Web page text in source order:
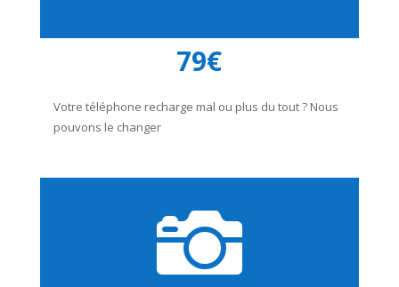
79€
Votre téléphone recharge mal ou plus du tout ? Nous
pouvons le changer
